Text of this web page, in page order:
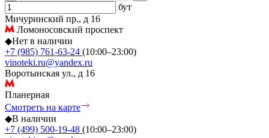
бут
Мичуринский пр., д 16
Ломоносовский проспект
◆Нет в наличии
+7 (985) 761-63-24 (10:00–23:00)
vinoteki.ru@yandex.ru
Воротынская ул., д 16
Планерная
Смотреть на карте
◆В наличии
+7 (499) 500-19-48 (10:00–23:00)